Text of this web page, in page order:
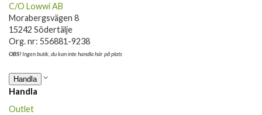
C/O Lowwi AB
Morabergsvägen 8
15242 Södertälje
Org. nr: 556881-9238
OBS!Ingen butik, du kan inte handla här på plats
Handla
Handla
Outlet